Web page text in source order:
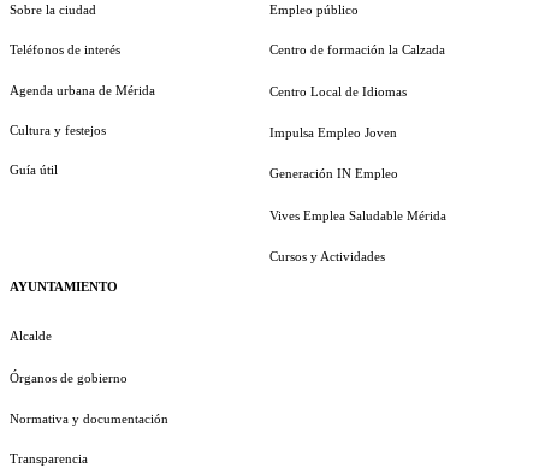
Sobre la ciudad
Teléfonos de interés
Agenda urbana de Mérida
Cultura y festejos
Guía útil
AYUNTAMIENTO
Alcalde
Órganos de gobierno
Normativa y documentación
Transparencia
Empleo público
Centro de formación la Calzada
Centro Local de Idiomas
Impulsa Empleo Joven
Generación IN Empleo
Vives Emplea Saludable Mérida
Cursos y Actividades